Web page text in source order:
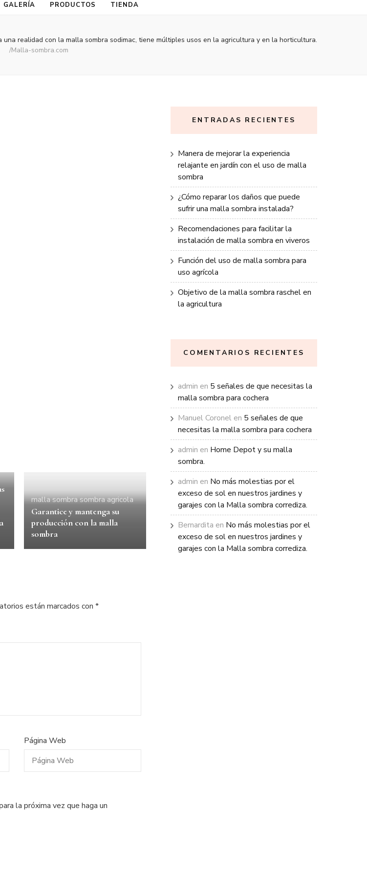
GALERÍA PRODUCTOS TIENDA
realidad con la malla sombra sodimac, tiene múltiples usos en la agricultura y en la horticultura.
/Malla-sombra.com
malla sombrasombra agricola
Garantice y mantenga su
producción con la malla
sombra
están marcados con *
Página Web
la próxima vez que haga un
ENTRADAS RECIENTES
Manera de mejorar la experiencia
relajante en jardín con el uso de malla
sombra
¿Cómo reparar los daños que puede
sufrir una malla sombra instalada?
Recomendaciones para facilitar la
instalación de malla sombra en viveros
Función del uso de malla sombra para
uso agrícola
Objetivo de la malla sombra raschel en
la agricultura
COMENTARIOS RECIENTES
admin en 5 señales de que necesitas la
malla sombra para cochera
Manuel Coronel en 5 señales de que
necesitas la malla sombra para cochera
admin en Home Depot y su malla
sombra.
admin en No más molestias por el
exceso de sol en nuestros jardines y
garajes con la Malla sombra corrediza.
Bernardita en No más molestias por el
exceso de sol en nuestros jardines y
garajes con la Malla sombra corrediza.